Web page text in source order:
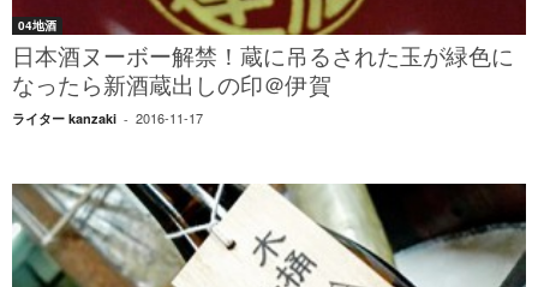
04地酒
日本酒ヌーボー解禁！蔵に吊るされた玉が緑色に
なったら新酒蔵出しの印＠伊賀
ライター kanzaki - 2016-11-17